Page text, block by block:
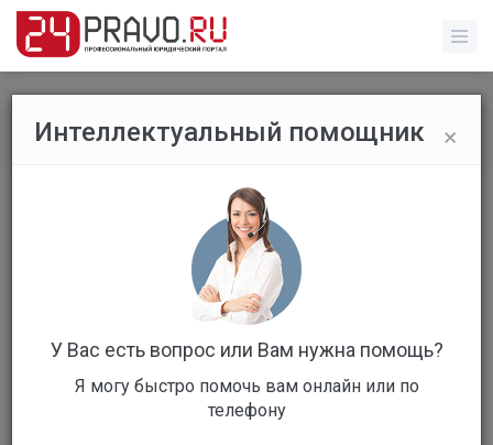
Все вопросы / Гражданское право
Постановка на биржу
Вопрос уже решен
×
Интеллектуальный помощник
У Вас есть вопрос или Вам нужна помощь?
Я могу быстро помочь вам онлайн или по
телефону